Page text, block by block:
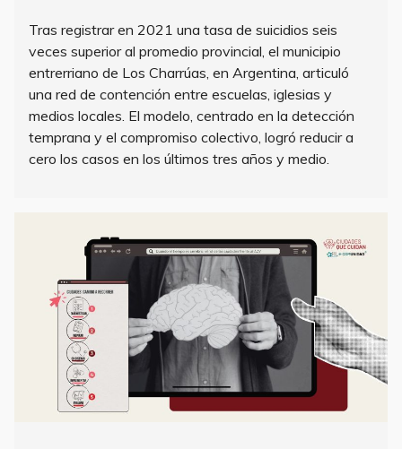
Tras registrar en 2021 una tasa de suicidios seis
veces superior al promedio provincial, el municipio
entrerriano de Los Charrúas, en Argentina, articuló
una red de contención entre escuelas, iglesias y
medios locales. El modelo, centrado en la detección
temprana y el compromiso colectivo, logró reducir a
cero los casos en los últimos tres años y medio.